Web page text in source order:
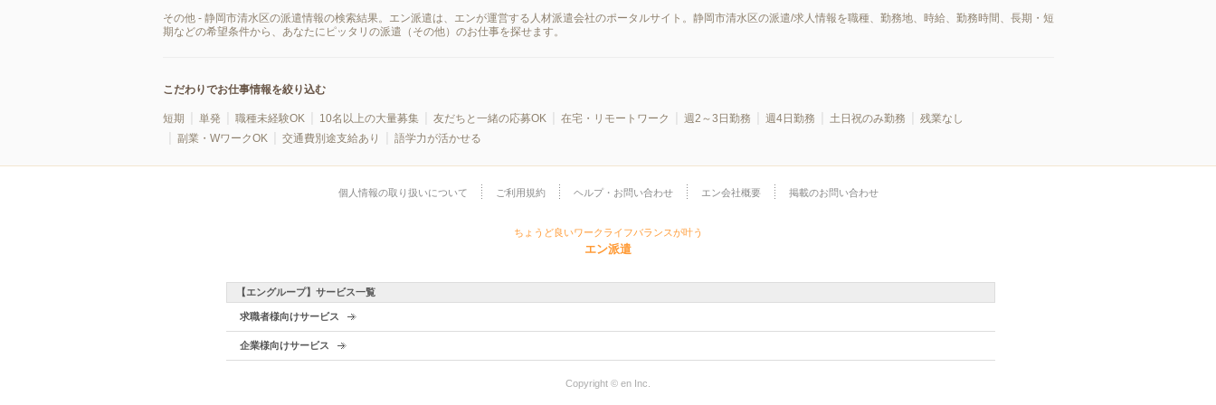
その他 - 静岡市清水区の派遣情報の検索結果。エン派遣は、エンが運営する人材派遣会社のポータルサイト。静岡市清水区の派遣/求人情報を職種、勤務地、時給、勤務時間、長期・短
期などの希望条件から、あなたにピッタリの派遣（その他）のお仕事を探せます。
こだわりでお仕事情報を絞り込む
短期 単発 職種未経験OK 10名以上の大量募集 友だちと一緒の応募OK 在宅・リモートワーク 週2～3日勤務 週4日勤務 土日祝のみ勤務
残業なし
副業・WワークOK
交通費別途支給あり 語学力が活かせる
個人情報の取り扱いについて ご利用規約 ヘルプ・お問い合わせ エン会社概要 掲載のお問い合わせ
ちょうど良いワークライフバランスが叶う
エン派遣
【エングループ】サービス一覧
求職者様向けサービス
企業様向けサービス
Copyright © en Inc.